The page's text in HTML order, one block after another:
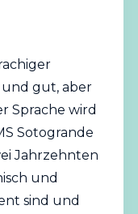
und gut, aber
Sprache wird
Sotogrande
Jahrzehnten
und
sind und